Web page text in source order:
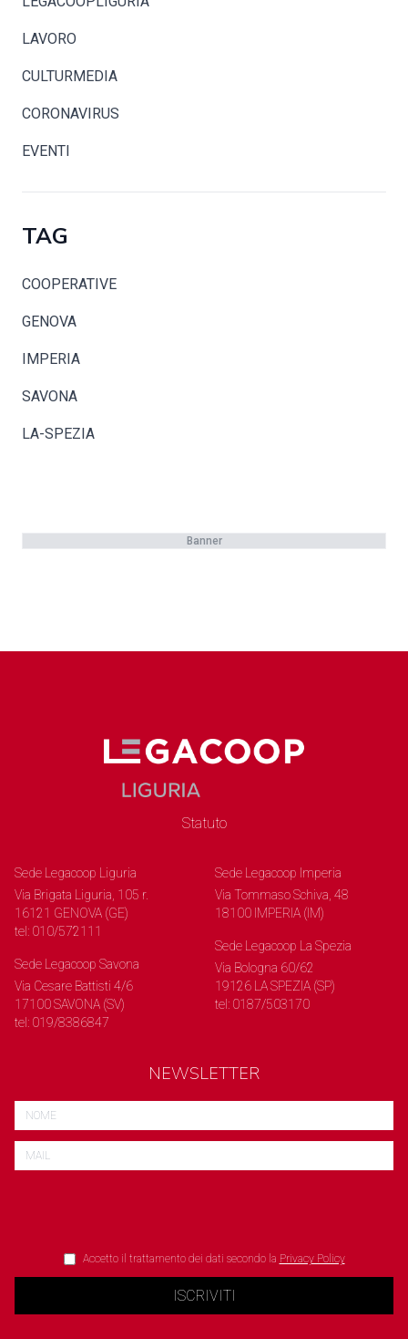
LAVORO
CULTURMEDIA
CORONAVIRUS
EVENTI
TAG
COOPERATIVE
GENOVA
IMPERIA
SAVONA
LA-SPEZIA
Banner
Statuto
Sede Legacoop Liguria
Via Brigata Liguria, 105 r.
16121 GENOVA (GE)
tel: 010/572111
Sede Legacoop Savona
Via Cesare Battisti 4/6
17100 SAVONA (SV)
tel: 019/8386847
Sede Legacoop Imperia
Via Tommaso Schiva, 48
18100 IMPERIA (IM)
Sede Legacoop La Spezia
Via Bologna 60/62
19126 LA SPEZIA (SP)
tel: 0187/503170
NEWSLETTER
Accetto il trattamento dei dati secondo la Privacy Policy
ISCRIVITI